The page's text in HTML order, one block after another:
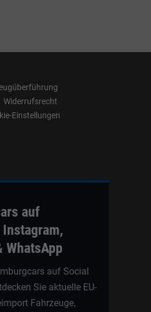
Widerrufsrecht
Einstellungen
auf
Instagram,
WhatsApp
auf Social
Sie aktuelle EU-
Fahrzeuge,